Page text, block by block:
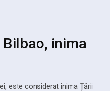
inima
este considerat inima Țării